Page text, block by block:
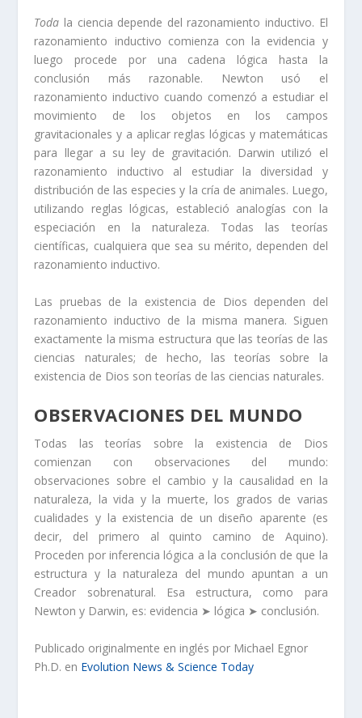
Toda la ciencia depende del razonamiento inductivo. El
razonamiento inductivo comienza con la evidencia y
luego procede por una cadena lógica hasta la
conclusión más razonable. Newton usó el
razonamiento inductivo cuando comenzó a estudiar el
movimiento de los objetos en los campos
gravitacionales y a aplicar reglas lógicas y matemáticas
para llegar a su ley de gravitación. Darwin utilizó el
razonamiento inductivo al estudiar la diversidad y
distribución de las especies y la cría de animales. Luego,
utilizando reglas lógicas, estableció analogías con la
especiación en la naturaleza. Todas las teorías
científicas, cualquiera que sea su mérito, dependen del
razonamiento inductivo.
Las pruebas de la existencia de Dios dependen del
razonamiento inductivo de la misma manera. Siguen
exactamente la misma estructura que las teorías de las
ciencias naturales; de hecho, las teorías sobre la
existencia de Dios son teorías de las ciencias naturales.
OBSERVACIONES DEL MUNDO
Todas las teorías sobre la existencia de Dios
comienzan con observaciones del mundo:
observaciones sobre el cambio y la causalidad en la
naturaleza, la vida y la muerte, los grados de varias
cualidades y la existencia de un diseño aparente (es
decir, del primero al quinto camino de Aquino).
Proceden por inferencia lógica a la conclusión de que la
estructura y la naturaleza del mundo apuntan a un
Creador sobrenatural. Esa estructura, como para
Newton y Darwin, es: evidencia ➤ lógica ➤ conclusión.
Publicado originalmente en inglés por Michael Egnor
Ph.D. en Evolution News & Science Today